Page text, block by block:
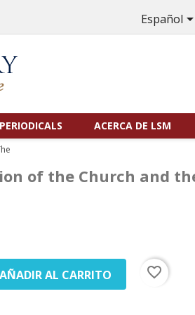
Español
PERIODICALS ACERCA DE LSM
of the Church and
AÑADIR AL CARRITO
favorite_border